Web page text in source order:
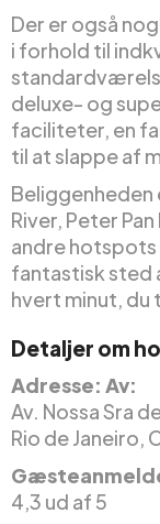
Der er også
i forhold til
deluxe- og
faciliteter, en
til at slappe af
Beliggenheden
River, Peter
andre
fantastisk sted
hvert minut, du
Detaljer om
Adresse: Av:
Av. Nossa Sra
Rio de Janeiro,
4,3 ud af 5